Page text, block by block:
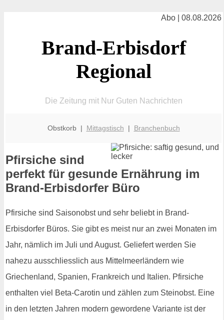
Abo | 08.08.2026
Brand-Erbisdorf
Regional
Die Zeitung mit Nur Guten Nachrichten
Obstkorb | Mittagstisch | Branchenbuch
Pfirsiche sind
perfekt für gesunde Ernährung im
Brand-Erbisdorfer Büro
Pfirsiche sind Saisonobst und sehr beliebt in Brand-
Erbisdorfer Büros. Sie gibt es meist nur an zwei Monaten im
Jahr, nämlich im Juli und August. Geliefert werden Sie
nahezu ausschliesslich aus Mittelmeerländern wie
Griechenland, Spanien, Frankreich und Italien. Pfirsiche
enthalten viel Beta-Carotin und zählen zum Steinobst. Eine
in den letzten Jahren modern gewordene Variante ist der